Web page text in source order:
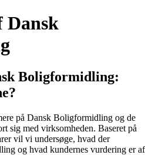
Dansk
Boligformidling:
på Dansk Boligformidling og de
sig med virksomheden. Baseret på
vil vi undersøge, hvad der
og hvad kundernes vurdering er af